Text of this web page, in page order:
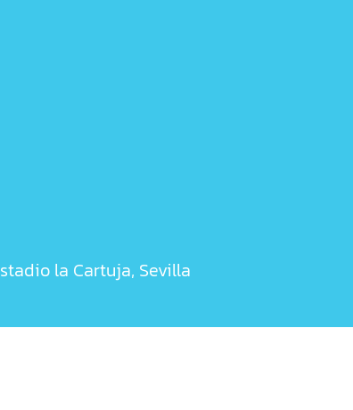
la Cartuja, Sevilla